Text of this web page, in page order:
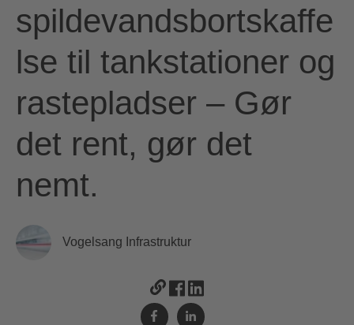
spildevandsbortskaffe
lse til tankstationer og
rastepladser – Gør
det rent, gør det
nemt.
Vogelsang Infrastruktur